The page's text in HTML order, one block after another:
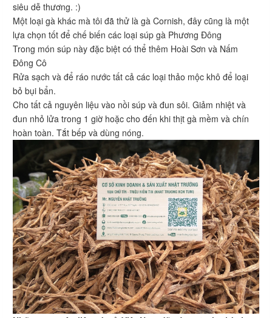
siêu dễ thương. :)
Một loại gà khác mà tôi đã thử là gà Cornish, đây cũng là một
lựa chọn tốt để chế biến các loại súp gà Phương Đông
Trong món súp này đặc biệt có thể thêm Hoài Sơn và Nấm
Đông Cô
Rửa sạch và để ráo nước tất cả các loại thảo mộc khô để loại
bỏ bụi bẩn.
Cho tất cả nguyên liệu vào nồi súp và đun sôi. Giảm nhiệt và
đun nhỏ lửa trong 1 giờ hoặc cho đến khi thịt gà mềm và chín
hoàn toàn. Tắt bếp và dùng nóng.